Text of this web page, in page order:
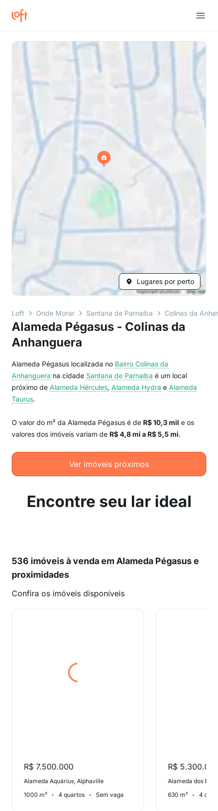
Lugares por perto
Loft Onde Morar Santana de Parnaíba Colinas da
Alameda Pégasus - Colinas da
Anhanguera
Alameda Pégasus localizada no Bairro Colinas da
Anhanguera na cidade Santana de Parnaíba é um local
próximo de Alameda Hércules, Alameda Hydra e Alameda
Taurus.
O valor do m² da Alameda Pégasus é de R$ 10,3 mil e os
valores dos imóveis variam de R$ 4,8 mi a R$ 5,5 mi.
Ver imóveis próximos
Encontre seu lar ideal
536 imóveis à venda em Alameda Pégasus e
proximidades
Confira os imóveis disponíveis
R$ 7.500.000
Alameda Aquárius, Alphaville
1000 m²
4 quartos Sem vaga
R$
Alameda dos
630 m²
4